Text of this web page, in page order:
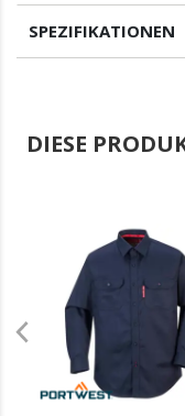
SPEZIFIKATIONEN
DIESE